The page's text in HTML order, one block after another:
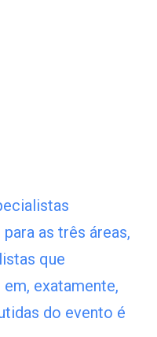
as três áreas,
que
exatamente,
do evento é